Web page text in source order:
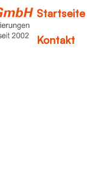
Startseite
Kontakt